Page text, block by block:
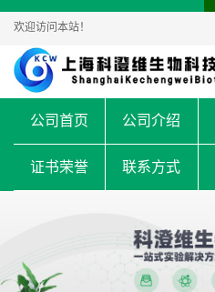
欢迎访问本站！
公司首页 公司介绍
证书荣誉 联系方式